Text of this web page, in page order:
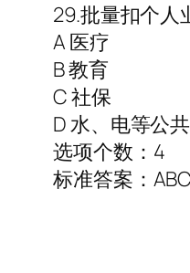
29.批量扣个人
A 医疗
B 教育
C 社保
D 水、电等公
选项个数：4
标准答案：